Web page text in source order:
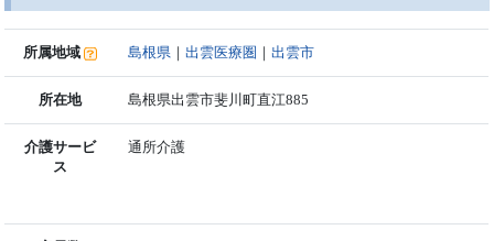
所属地域 島根県 ｜出雲医療圏 ｜出雲市
所在地 島根県出雲市斐川町直江885
介護サービ
ス
通所介護